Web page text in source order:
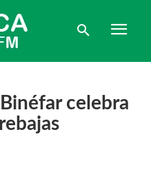
celebra